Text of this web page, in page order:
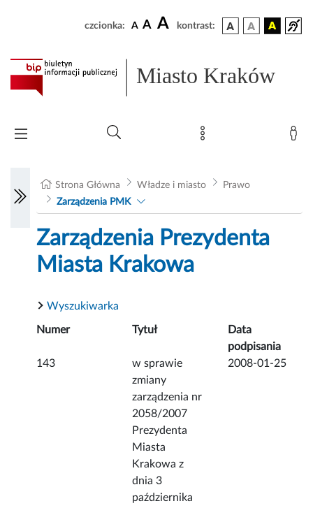
czcionka: A A A kontrast:
Miasto Kraków
Strona Główna Władze i miasto
Prawo
Zarządzenia PMK
Zarządzenia Prezydenta
Miasta Krakowa
Wyszukiwarka
Numer Tytuł
Data
podpisania
143
w sprawie
zmiany
zarządzenia nr
2058/2007
Prezydenta
Miasta
Krakowa z
dnia 3
października
2008-01-25